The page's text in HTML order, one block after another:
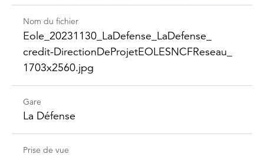
Nom du fichier
Eole_​20231130_​LaDefense_​LaDefense_​
credit-​Direction​DeProjet​EOLESNCFReseau_​
1703x2560.jpg
Gare
La Défense
Prise de vue